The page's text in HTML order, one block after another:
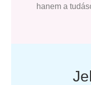
hanem a